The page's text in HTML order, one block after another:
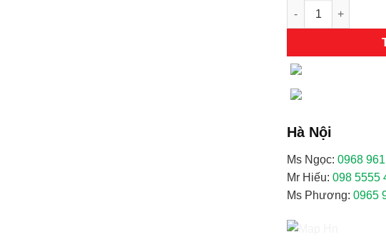
Bồ cào chữa cháy
Hà Nội
Ms Ngọc: 0968
Mr Hiếu: 098 5555
Ms Phương: 0965